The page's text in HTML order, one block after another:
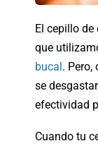
El cepillo
que
bucal. Pero,
se
efectividad
Cuando tu